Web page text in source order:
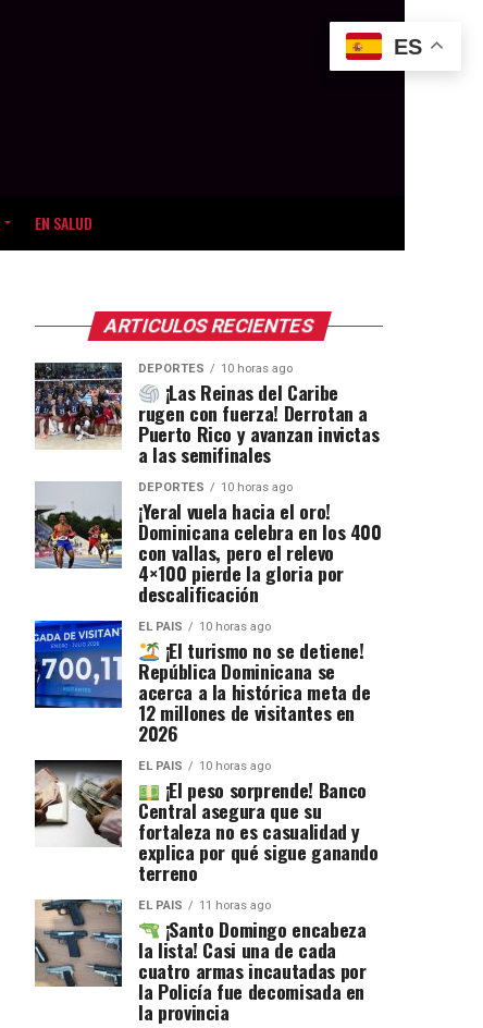
EN SALUD
ARTICULOS RECIENTES
DEPORTES 10 horas ago
¡Las Reinas del Caribe
rugen con fuerza! Derrotan a
Puerto Rico y avanzan invictas
a las semifinales
DEPORTES 10 horas ago
¡Yeral vuela hacia el oro!
Dominicana celebra en los 400
con vallas, pero el relevo
4×100 pierde la gloria por
descalificación
EL PAIS 10 horas ago
¡El turismo no se detiene!
República Dominicana se
acerca a la histórica meta de
12 millones de visitantes en
2026
EL PAIS 10 horas ago
¡El peso sorprende! Banco
Central asegura que su
fortaleza no es casualidad y
explica por qué sigue ganando
terreno
EL PAIS 11 horas ago
¡Santo Domingo encabeza
la lista! Casi una de cada
cuatro armas incautadas por
la Policía fue decomisada en
la provincia
ES